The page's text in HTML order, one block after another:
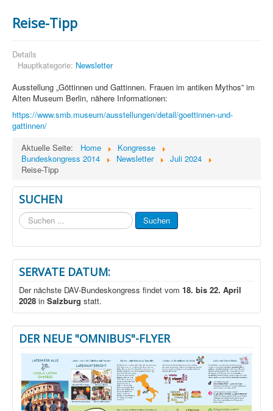
Reise-Tipp
Details
Hauptkategorie: Newsletter
Ausstellung „Göttinnen und Gattinnen. Frauen im antiken Mythos” im
Alten Museum Berlin, nähere Informationen:
https://www.smb.museum/ausstellungen/detail/goettinnen-und-
gattinnen/
Aktuelle Seite:
Home
Kongresse
Bundeskongress 2014
Newsletter
Juli 2024
Reise-Tipp
SUCHEN
Suchen
...
Suchen
SERVATE DATUM:
Der nächste DAV-Bundeskongress findet vom 18. bis 22. April
2028 in Salzburg statt.
DER NEUE "OMNIBUS"-FLYER